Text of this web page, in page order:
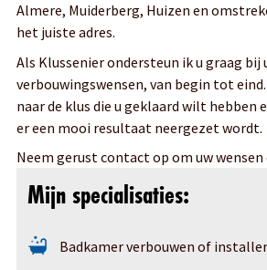
Almere, Muiderberg, Huizen en
het juiste adres.
Als Klussenier ondersteun ik u graag bij
verbouwingswensen, van begin tot
naar de klus die u geklaard wilt hebben
er een mooi resultaat neergezet wordt.
Neem gerust contact op om uw
Mijn specialisaties:
Badkamer verbouwen of